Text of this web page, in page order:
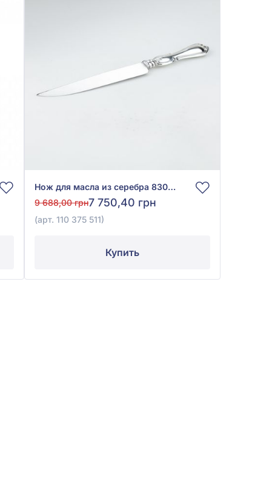
Нож для масла из серебра 830°, арт. 110 375 511
9 688,00 грн7 750,40 грн
(арт. 110 375 511)
Купить